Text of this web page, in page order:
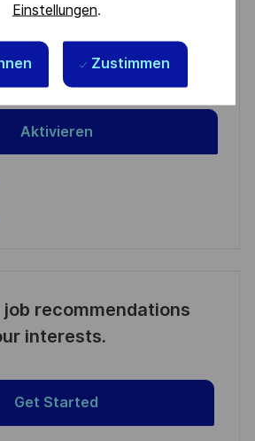
Einstellungen.
Zustimmen
für die Verarbeitung
und stimmen Sie ihnen zu
Aktivieren
recommendations
interests.
Get Started